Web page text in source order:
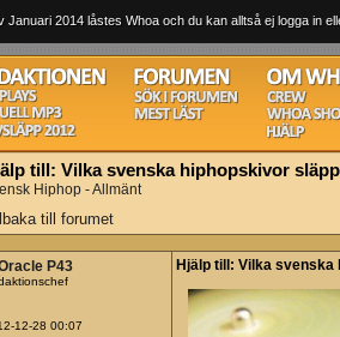
Januari 2014 låstes Whoa och du kan alltså ej logga in
till: Vilka svenska hiphopskivor
Hiphop - Allmänt
till forumet
P43
12-28 00:07
Hjälp till: Vilka